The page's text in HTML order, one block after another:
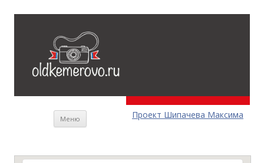
Проект Шипачева Максима
Меню Перейти к содержимому